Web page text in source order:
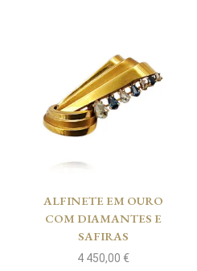
ALFINETE EM OURO
COM DIAMANTES E
SAFIRAS
4 450,00 €